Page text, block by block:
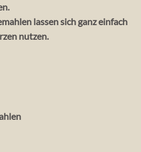
lassen sich ganz einfach
nutzen.